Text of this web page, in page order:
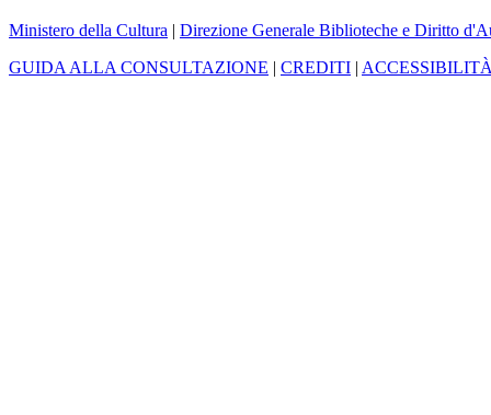
Ministero della Cultura | Direzione Generale Biblioteche e Diritto
GUIDA ALLA CONSULTAZIONE | CREDITI |